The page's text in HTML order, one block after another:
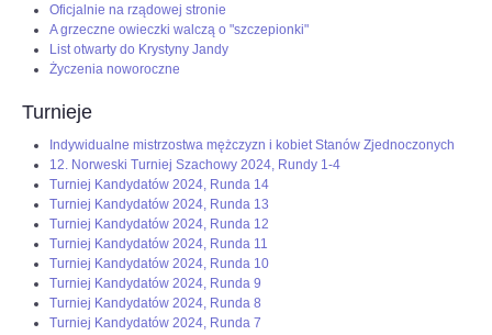
Oficjalnie na rządowej stronie
A grzeczne owieczki walczą o "szczepionki"
List otwarty do Krystyny Jandy
Życzenia noworoczne
Turnieje
Indywidualne mistrzostwa mężczyzn i kobiet Stanów Zjednoczonych
12. Norweski Turniej Szachowy 2024, Rundy 1-4
Turniej Kandydatów 2024, Runda 14
Turniej Kandydatów 2024, Runda 13
Turniej Kandydatów 2024, Runda 12
Turniej Kandydatów 2024, Runda 11
Turniej Kandydatów 2024, Runda 10
Turniej Kandydatów 2024, Runda 9
Turniej Kandydatów 2024, Runda 8
Turniej Kandydatów 2024, Runda 7